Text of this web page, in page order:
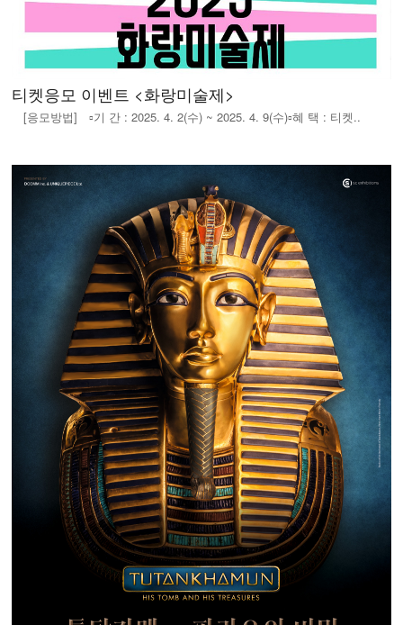
티켓응모 이벤트 <화랑미술제>
[응모방법] ▫️기 간 : 2025. 4. 2(수) ~ 2025. 4. 9(수)▫️혜 택 : 티켓..